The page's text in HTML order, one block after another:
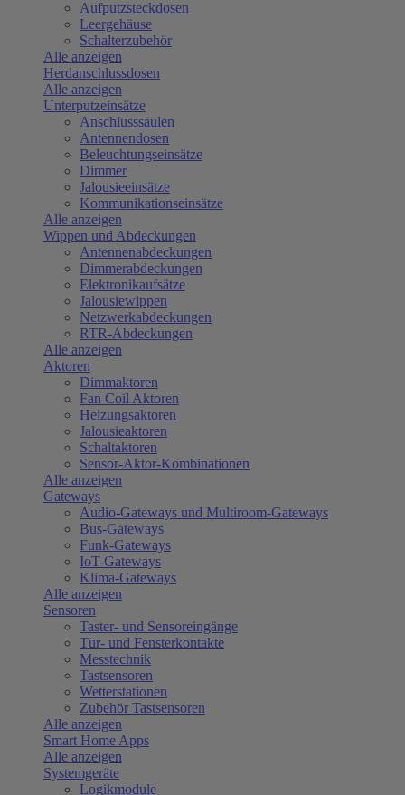
Aufputzsteckdosen
Leergehäuse
Schalterzubehör
Alle anzeigen
Herdanschlussdosen
Alle anzeigen
Unterputzeinsätze
Anschlusssäulen
Antennendosen
Beleuchtungseinsätze
Dimmer
Jalousieeinsätze
Kommunikationseinsätze
Alle anzeigen
Wippen und Abdeckungen
Antennenabdeckungen
Dimmerabdeckungen
Elektronikaufsätze
Jalousiewippen
Netzwerkabdeckungen
RTR-Abdeckungen
Alle anzeigen
Aktoren
Dimmaktoren
Fan Coil Aktoren
Heizungsaktoren
Jalousieaktoren
Schaltaktoren
Sensor-Aktor-Kombinationen
Alle anzeigen
Gateways
Audio-Gateways und Multiroom-Gateways
Bus-Gateways
Funk-Gateways
IoT-Gateways
Klima-Gateways
Alle anzeigen
Sensoren
Taster- und Sensoreingänge
Tür- und Fensterkontakte
Messtechnik
Tastsensoren
Wetterstationen
Zubehör Tastsensoren
Alle anzeigen
Smart Home Apps
Alle anzeigen
Systemgeräte
Logikmodule